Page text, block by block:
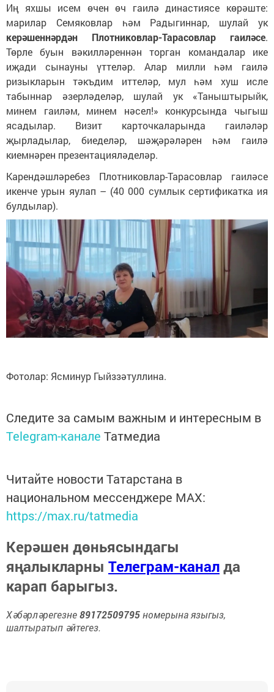
Иң яхшы исем өчен өч гаилә династиясе көрәште:
марилар Семяковлар һәм Радыгиннар, шулай ук
керәшеннәрдән Плотниковлар-Тарасовлар гаиләсе.
Төрле буын вәкилләреннән торган командалар ике
иҗади сынауны үттеләр. Алар милли һәм гаилә
ризыкларын тәкъдим иттеләр, мул һәм хуш исле
табыннар әзерләделәр, шулай ук «Таныштырыйк,
минем гаиләм, минем нәсел!» конкурсында чыгыш
ясадылар. Визит карточкаларында гаиләләр
җырладылар, биеделәр, шәҗәрәләрен һәм гаилә
киемнәрен презентацияләделәр.
Карендәшләребез Плотниковлар-Тарасовлар гаиләсе
икенче урын яулап – (40 000 сумлык сертификатка ия
булдылар).
Фотолар: Ясминур Гыйззәтуллина.
Следите за самым важным и интересным в
Telegram-канале Татмедиа
Читайте новости Татарстана в
национальном мессенджере MАХ:
https://max.ru/tatmedia
Керәшен дөньясындагы
яңалыкларны Телеграм-каналда
карап барыгыз.
Хәбәрләрегезне89172509795номерына языгыз,
шалтыратып әйтегез.